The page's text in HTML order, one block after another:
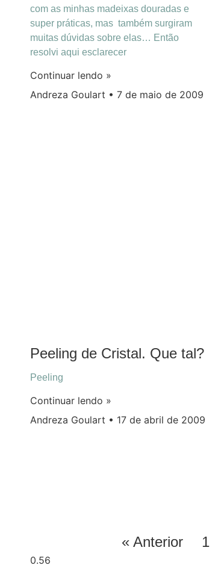
com as minhas madeixas douradas e
super práticas, mas também surgiram
muitas dúvidas sobre elas… Então
resolvi aqui esclarecer
Continuar lendo »
Andreza Goulart
7 de maio de 2009
Peeling de Cristal. Que tal?
Peeling
Continuar lendo »
Andreza Goulart
17 de abril de 2009
« Anterior 1